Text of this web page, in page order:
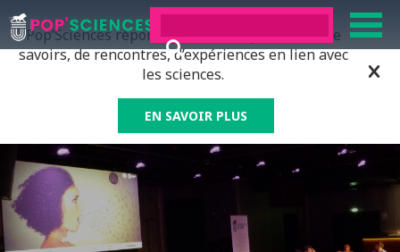
Pop’Sciences répond à tous ceux qui ont soif de
savoirs, de rencontres, d’expériences en lien avec
les sciences.
EN SAVOIR PLUS